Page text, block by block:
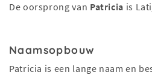
De oorsprong van Patricia is
Naamsopbouw
Patricia is een lange naam en